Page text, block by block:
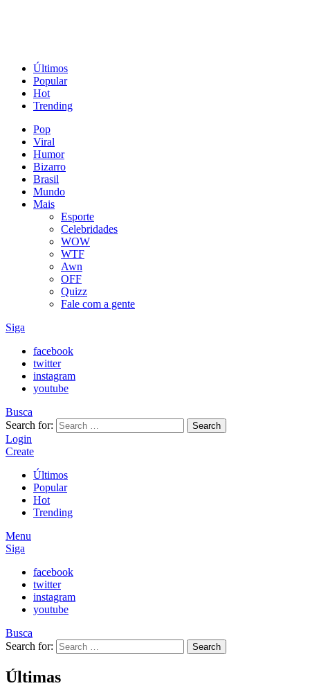
Últimos
Popular
Hot
Trending
Pop
Viral
Humor
Bizarro
Brasil
Mundo
Mais
Esporte
Celebridades
WOW
WTF
Awn
OFF
Quizz
Fale com a gente
Siga
facebook
twitter
instagram
youtube
Busca
Search for:
Search
Login
Create
Últimos
Popular
Hot
Trending
Menu
Siga
facebook
twitter
instagram
youtube
Busca
Search for:
Search
Últimas